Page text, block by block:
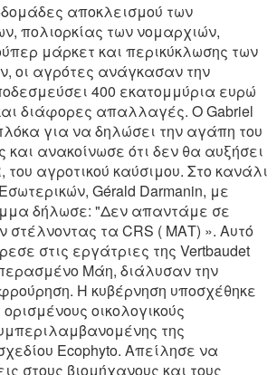
αποκλεισμού των
πολιορκίας των νομαρχιών,
μάρκετ και περικύκλωσης των
οι αγρότες ανάγκασαν την
400 εκατομμύρια ευρώ
διάφορες απαλλαγές. Ο Gabriel
για να δηλώσει την αγάπη του
και ανακοίνωσε ότι δεν θα αυξήσει
του αγροτικού καύσιμου. Στο κανάλι
Gérald Darmanin, με
δήλωσε: "Δεν απαντάμε σε
στέλνοντας τα CRS ( ΜΑΤ) ». Αυτό
στις εργάτριες της Vertbaudet
Μάη, διάλυσαν την
Η κυβέρνηση υποσχέθηκε
οικολογικούς
της
Ecophyto. Απείλησε να
στους βιομήχανους και τους